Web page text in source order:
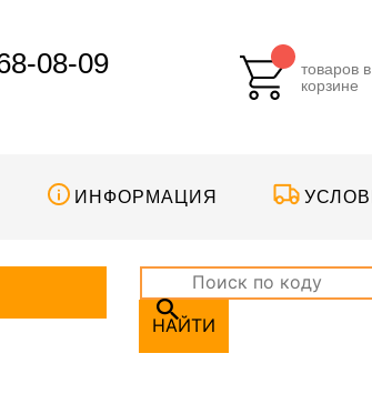
08-09
товаров в
корзине
ИНФОРМАЦИЯ
НАЙТИ